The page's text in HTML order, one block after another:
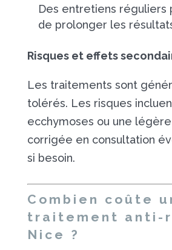
Des entretiens
de prolonger les
Risques et effets
Les traitements sont
tolérés. Les risques
ecchymoses ou une
corrigée en consultation
si besoin.
Combien coûte
traitement anti-
Nice ?